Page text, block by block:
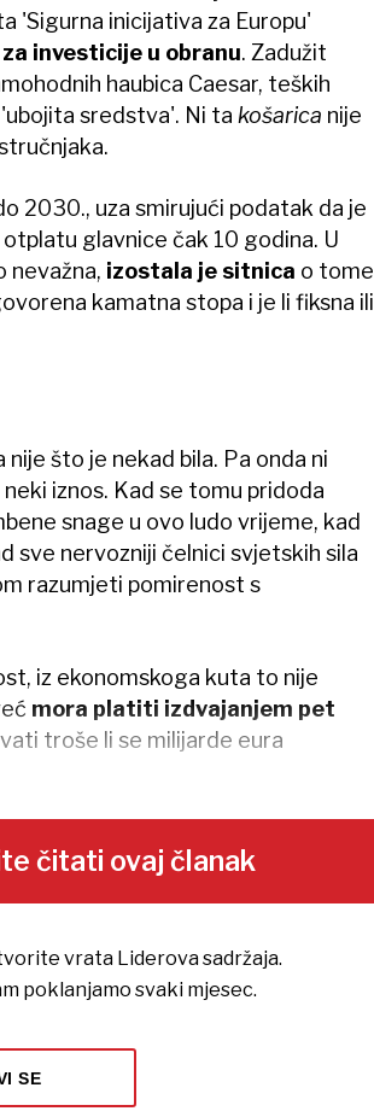
'Sigurna inicijativa za Europu'
investicije u obranu. Zadužit
haubica Caesar, teških
sredstva'. Ni ta košarica nije
2030., uza smirujući podatak da je
glavnice čak 10 godina. U
nevažna, izostala je sitnica o tome
kamatna stopa i je li fiksna ili
što je nekad bila. Pa onda ni
iznos. Kad se tomu pridoda
snage u ovo ludo vrijeme, kad
sve nervozniji čelnici svjetskih sila
razumjeti pomirenost s
iz ekonomskoga kuta to nije
mora platiti izdvajanjem pet
troše li se milijarde eura
čitati ovaj članak
vrata Liderova sadržaja.
poklanjamo svaki mjesec.
SE